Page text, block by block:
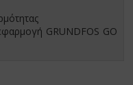
GRUNDFOS GO